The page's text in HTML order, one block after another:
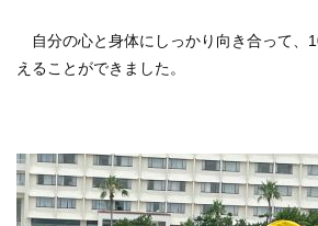
自分の心と身体にしっかり向き合って、
えることができました。